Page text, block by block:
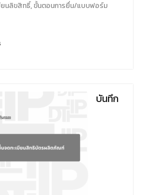
ยนลิขสิทธิ์,ขั้นตอนการยื่น/แบบฟอร์ม
บันทึก